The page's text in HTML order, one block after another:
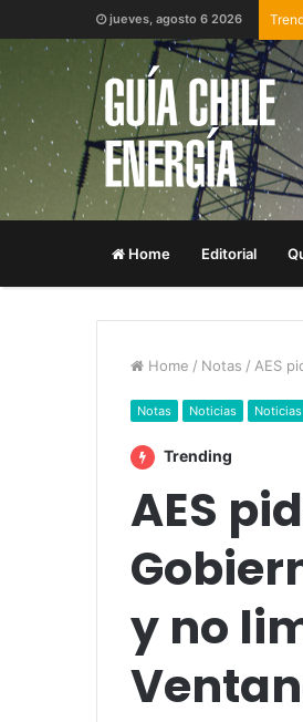
jueves, agosto 6 2026
Home Editorial
Home / Notas / AES
Notas Noticias
Trending
AES
y no